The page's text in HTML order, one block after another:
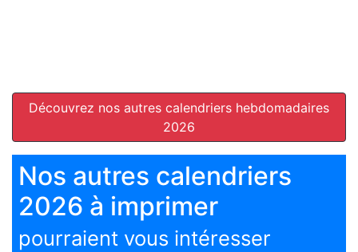
Découvrez nos autres calendriers hebdomadaires
2026
Nos autres calendriers
2026 à imprimer
pourraient vous intéresser